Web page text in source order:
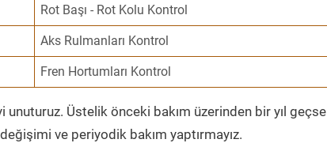
Rot Başı - Rot Kolu Kontrol
Aks Rulmanları Kontrol
Fren Hortumları Kontrol
unuturuz. Üstelik önceki bakım üzerinden bir yıl geçse
ve periyodik bakım yaptırmayız.